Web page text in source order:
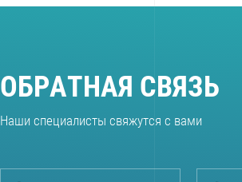
ОБРАТНАЯ СВЯЗЬ
Наши специалисты свяжутся с вами